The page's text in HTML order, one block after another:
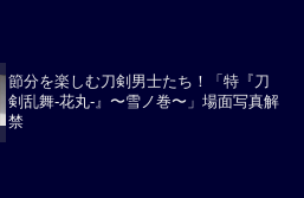
節分を楽しむ刀剣男士たち！「特『刀
剣乱舞-花丸-』〜雪ノ巻〜」場面写真解
禁